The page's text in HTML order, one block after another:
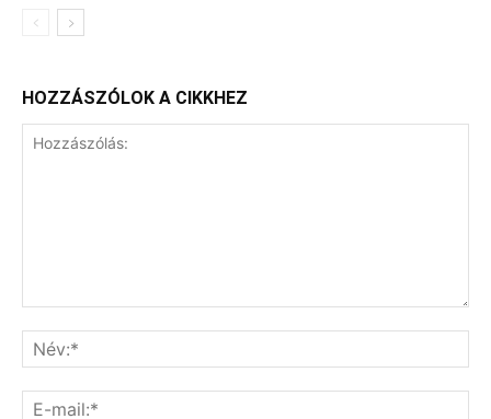
HOZZÁSZÓLOK A CIKKHEZ